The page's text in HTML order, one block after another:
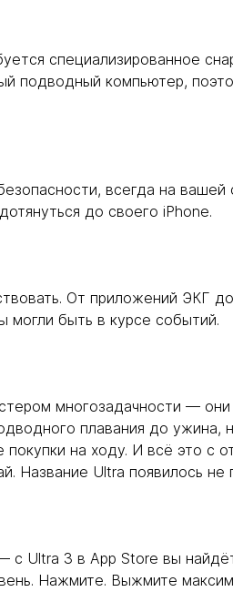
специализированное
подводный компьютер,
всегда на
до своего iPhone.
От приложений ЭКГ
могли быть в курсе событий.
многозадачности —
плавания до ужина,
на ходу. И всё это с
Название Ultra появилось не
Ultra 3 в App Store вы
Нажмите. Выжмите